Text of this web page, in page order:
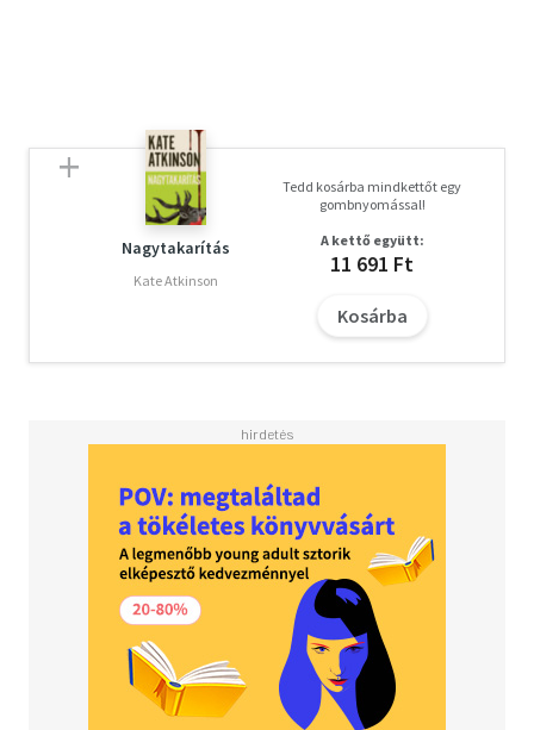
éve nem beszéltek. A csoportban nem mindenki nézi jó
szemmel Vincent visszatérését, mert kételkednek benne,
hogy ezúttal hasznát veszik-e. Csakhogy nincs
vesztegetni való idejük, mert az óra ketyeg, és a
legvédtelenebbek vannak veszélyben.
Olvasd el mások véleményét is!
Nagytakarítás
Kate Atkinson
Tedd kosárba mindkettőt egy
gombnyomással!
A kettő együtt:
11 691 Ft
Kosárba